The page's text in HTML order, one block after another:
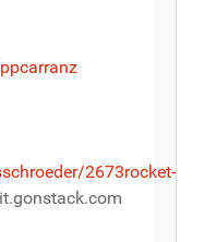
2673rocket-